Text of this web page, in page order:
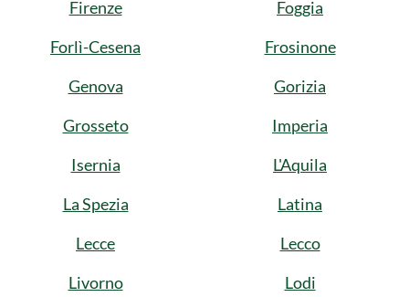
Firenze
Foggia
Forlì-Cesena
Frosinone
Genova
Gorizia
Grosseto
Imperia
Isernia
L'Aquila
La Spezia
Latina
Lecce
Lecco
Livorno
Lodi